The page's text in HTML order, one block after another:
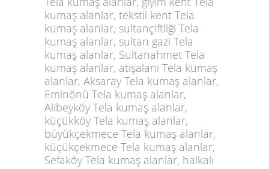
kumaş alanlar, tekstil kent Tela
kumaş alanlar, sultançiftliği Tela
kumaş alanlar, sultan gazi Tela
kumaş alanlar, Sultanahmet Tela
kumaş alanlar, atışalanı Tela kumaş
alanlar, Aksaray Tela kumaş alanlar,
Eminönü Tela kumaş alanlar,
Alibeyköy Tela kumaş alanlar,
küçükköy Tela kumaş alanlar,
büyükçekmece Tela kumaş alanlar,
küçükçekmece Tela kumaş alanlar,
Sefaköy Tela kumaş alanlar, halkalı